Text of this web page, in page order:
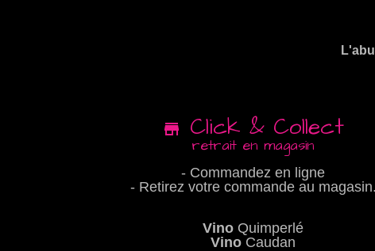
Click & Collect
retrait en magasin
- Commandez en ligne
- Retirez votre commande au magasin.
Vino Quimperlé
Vino Caudan